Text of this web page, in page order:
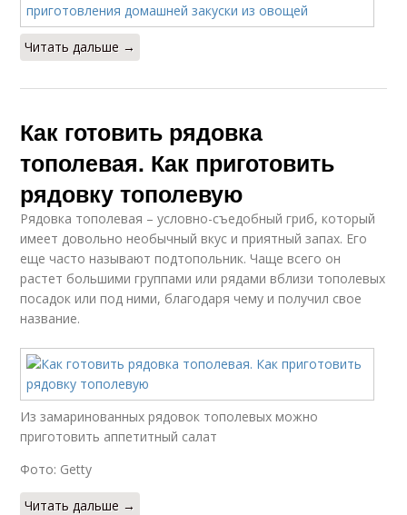
Икра с луком
Ароматная икра Икра с грибами
Икра с помидорами
Рецепты с грибной
икрой
Икра из белых Икры из грибов
Читать дальше →
Как готовить рядовка
тополевая. Как приготовить
рядовку тополевую
Рядовка тополевая – условно-съедобный гриб, который
имеет довольно необычный вкус и приятный запах. Его
еще часто называют подтопольник. Чаще всего он
растет большими группами или рядами вблизи тополевых
посадок или под ними, благодаря чему и получил свое
название.
Из замаринованных рядовок тополевых можно
приготовить аппетитный салат
Фото: Getty
Читать дальше →